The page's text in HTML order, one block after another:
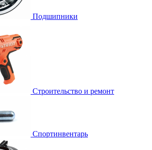
Подшипники
Строительство и ремонт
Спортинвентарь